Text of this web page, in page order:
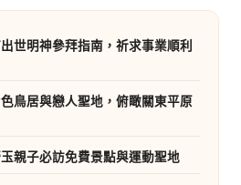
世明神參拜指南，祈求事業順利
鳥居與戀人聖地，俯瞰關東平原
親子必訪免費景點與運動聖地